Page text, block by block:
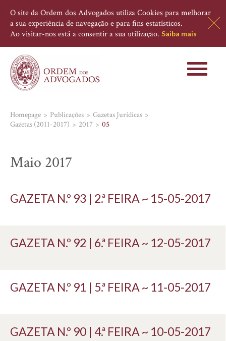
O site da Ordem dos Advogados utiliza Cookies para melhorar
a sua experiência de navegação e para fins estatísticos.
Ao visitar-nos está a consentir a sua utilização. Saiba mais
Toggle
Homepage Publicações
Gazetas Jurídicas
Gazetas (2011-2017)
2017 05
Maio 2017
GAZETA N.º 93 | 2.ª FEIRA ~ 15-05-2017
GAZETA N.º 92 | 6.ª FEIRA ~ 12-05-2017
GAZETA N.º 91 | 5.ª FEIRA ~ 11-05-2017
GAZETA N.º 90 | 4.ª FEIRA ~ 10-05-2017